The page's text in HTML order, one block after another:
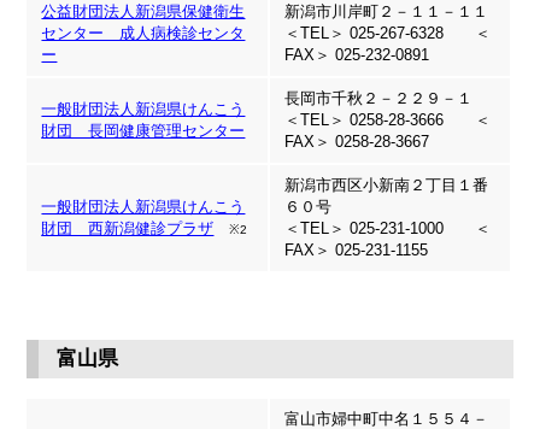
公益財団法人新潟県保健衛生
センター 成人病検診センタ
ー
新潟市川岸町２－１１－１１
＜TEL＞ 025-267-6328 ＜
FAX＞ 025-232-0891
一般財団法人新潟県けんこう
財団 長岡健康管理センター
長岡市千秋２－２２９－１
＜TEL＞ 0258-28-3666 ＜
FAX＞ 0258-28-3667
一般財団法人新潟県けんこう
財団 西新潟健診プラザ
※2
新潟市西区小新南２丁目１番
６０号
＜TEL＞ 025-231-1000 ＜
FAX＞ 025-231-1155
富山県
富山市婦中町中名１５５４－